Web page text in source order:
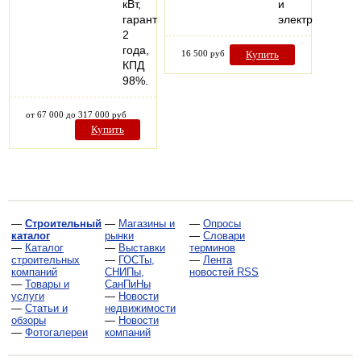
кВт,
гарантия
2
года,
КПД
98%.
от 67 000 до 317 000 руб
Купить
и
16 500 руб Купить
— Строительный
каталог
— Каталог
строительных
компаний
— Товары и
услуги
— Статьи и
обзоры
— Фотогалереи
— Магазины и
рынки
— Выставки
— ГОСТы,
СНИПы,
СанПиНы
— Новости
недвижимости
— Новости
компаний
— Опросы
— Словари
терминов
— Лента
новостей RSS